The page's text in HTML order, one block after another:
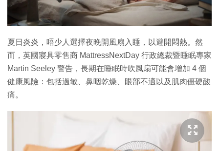
夏日炎炎，唔少人選擇夜晚開風扇入睡，以避開悶熱。然
而，英國寢具零售商 MattressNextDay 行政總裁暨睡眠專家
Martin Seeley 警告，長期在睡眠時吹風扇可能會增加 4 個
健康風險：包括過敏、鼻咽乾燥、眼部不適以及肌肉僵硬酸
痛。